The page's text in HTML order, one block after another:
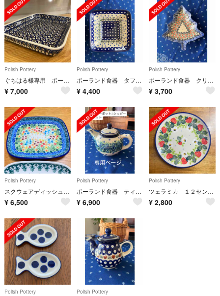
Polish Pottery
ぐちはる様専用 ポーリッシュポタリー 大きなグラタン皿 スクエアプレート
¥ 7,000
Polish Pottery
ポーランド食器 タフィーボール
¥ 4,400
Polish Pottery
ポーランド食器 クリスマスツリー形プレート(小)
¥ 3,700
Polish Pottery
スクウェアディッシュ ユニカット花柄
¥ 6,500
Polish Pottery
ポーランド食器 ティーポット&シュガーポット
¥ 6,900
Polish Pottery
ツェラミカ １２センチプレート いちご柄
¥ 2,800
Polish Pottery Polish Pottery